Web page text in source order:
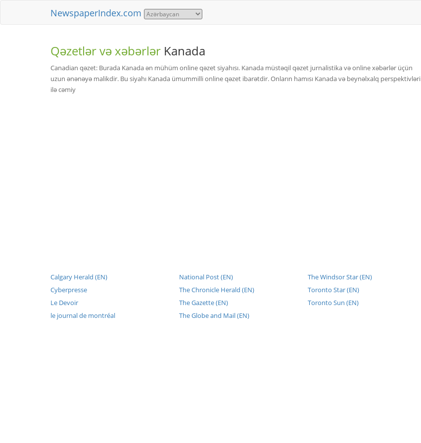
NewspaperIndex.com
Qəzetlər və xəbərlər Kanada
Canadian qəzet: Burada Kanada ən mühüm online qəzet siyahısı. Kanada müstəqil qəzet jurnalistika və online xəbərlər üçün
uzun ənənəyə malikdir. Bu siyahı Kanada ümummilli online qəzet ibarətdir. Onların hamısı Kanada və beynəlxalq perspektivləri
ilə cəmiy
Calgary Herald (EN)
Cyberpresse
Le Devoir
le journal de montréal
National Post (EN)
The Chronicle Herald (EN)
The Gazette (EN)
The Globe and Mail (EN)
The Windsor Star (EN)
Toronto Star (EN)
Toronto Sun (EN)